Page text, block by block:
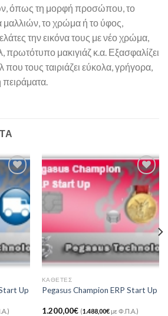
όπως τη μορφή προσώπου, το
μαλλιών, το χρώμα ή το ύφος,
την εικόνα τους με νέο χρώμα,
πρωτότυπο μακιγιάζ κ.α. Εξασφαλίζει
που τους ταιριάζει εύκολα, γρήγορα,
Add to
Up
Add to
Wishlist
ΚΆΘΕΤΕΣ
Pegasus Champion ERP Start Up
1.200,00€ (1.488,00€με Φ.Π.Α.)